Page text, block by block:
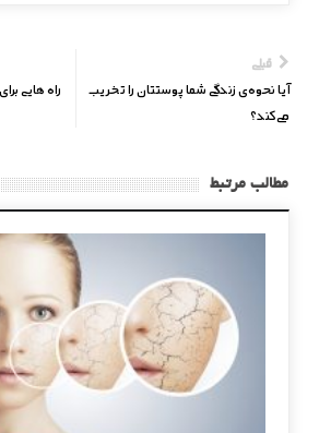
قبلی
آیا نحوه‌ی زندگی شما پوستتان را تخریب
می‌کند؟
راه هایی
مطالب مرتبط